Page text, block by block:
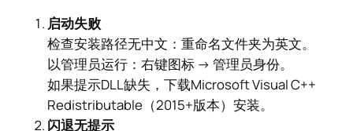
启动失败
检查安装路径无中文：重命名文件夹为英文。
以管理员运行：右键图标 → 管理员身份。
如果提示DLL缺失，下载Microsoft Visual C++
Redistributable（2015+版本）安装。
闪退无提示